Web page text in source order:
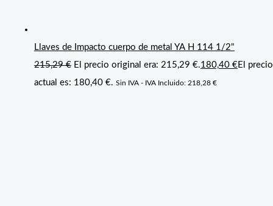
Llaves de Impacto cuerpo de metal YA H 114 1/2"
215,29€ El precio original era: 215,29 €.180,40 €El precio
actual es: 180,40 €. Sin IVA - IVA Incluido: 218,28 €